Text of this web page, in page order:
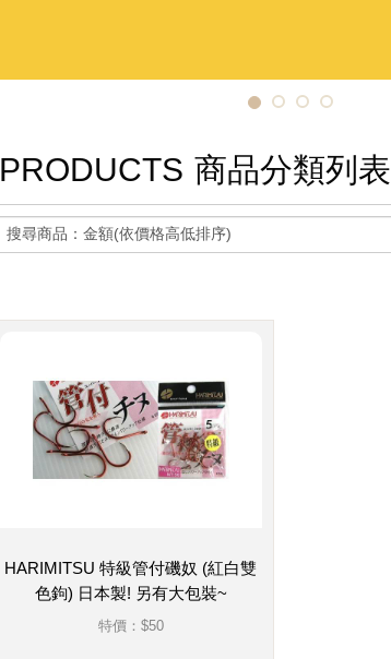
PRODUCTS 商品分類列表
HARIMITSU 特級管付磯奴 (紅白雙
色鉤) 日本製! 另有大包裝~
特價： $50